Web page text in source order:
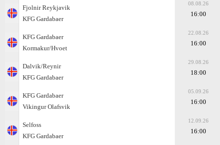
Fjolnir Reykjavik
KFG Gardabaer
08.08.26
16:00
KFG Gardabaer
Kormakur/Hvoet
22.08.26
16:00
Dalvik/Reynir
KFG Gardabaer
29.08.26
18:00
KFG Gardabaer
Vikingur Olafsvik
05.09.26
16:00
Selfoss
KFG Gardabaer
12.09.26
16:00